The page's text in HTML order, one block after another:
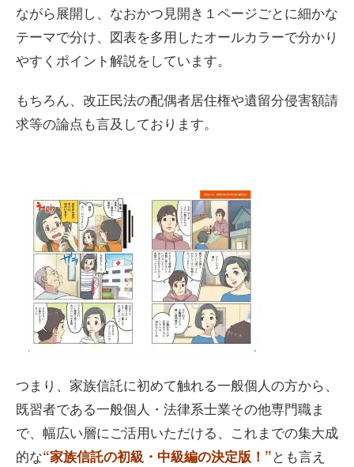
ながら展開し、なおかつ見開き１ページごとに細かな
テーマで分け、図表を多用したオールカラーで分かり
やすくポイント解説をしています。
もちろん、改正民法の配偶者居住権や遺留分侵害額請
求等の論点も言及しております。
つまり、家族信託に初めて触れる一般個人の方から、
既習者である一般個人・法律系士業その他専門職ま
で、幅広い層にご活用いただける、これまでの集大成
的な“家族信託の初級・中級編の決定版！”とも言え